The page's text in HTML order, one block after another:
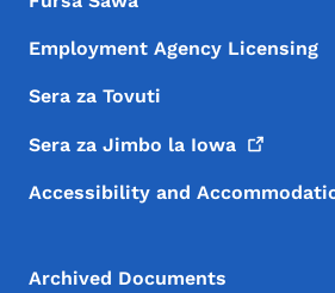
Employment Agency Licensing
Sera za Tovuti
Sera za Jimbo la Iowa
Accessibility and
Archived Documents